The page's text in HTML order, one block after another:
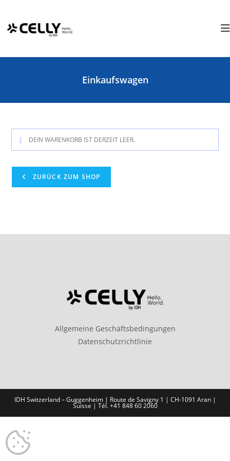
springen
Einkaufswagen
DEIN WARENKORB IST DERZEIT LEER.
ZURÜCK ZUM SHOP
Allgemeine Geschäftsbedingungen
Datenschutzrichtlinie
IDH Switzerland – Guggenheim | Route de Savigny 1 | CH-1091 Aran |
Suisse | Tél. +41 848 60 2060